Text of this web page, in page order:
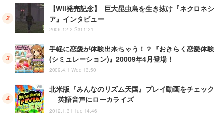
【Wii発売記念】 巨大昆虫島を生き抜け『ネクロネシ
ア』インタビュー
2006.12.2 Sat 1:21
手軽に恋愛が体験出来ちゃう！？『おきらく恋愛体験
(シミュレーション)』20009年4月登場！
2009.4.1 Wed 13:50
北米版『みんなのリズム天国』プレイ動画をチェック
― 英語音声にローカライズ
2012.1.31 Tue 14:46